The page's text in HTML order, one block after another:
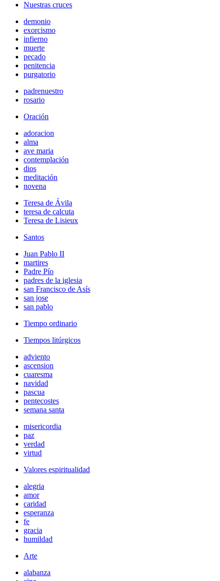
Nuestras cruces
demonio
exorcismo
infierno
muerte
pecado
penitencia
purgatorio
padrenuestro
rosario
Oración
adoracion
alma
ave maria
contemplación
dios
meditación
novena
Teresa de Ávila
teresa de calcuta
Teresa de Lisieux
Santos
Juan Pablo II
martires
Padre Pío
padres de la iglesia
san Francisco de Asís
san jose
san pablo
Tiempo ordinario
Tiempos litúrgicos
adviento
ascension
cuaresma
navidad
pascua
pentecostes
semana santa
misericordia
paz
verdad
virtud
Valores espiritualidad
alegria
amor
caridad
esperanza
fe
gracia
humildad
Arte
alabanza